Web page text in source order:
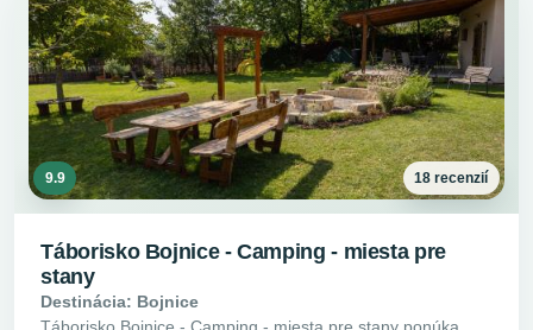
9.9 18 recenzií
Táborisko Bojnice - Camping - miesta pre
stany
Destinácia: Bojnice